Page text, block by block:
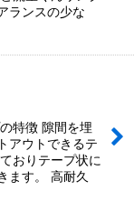
ランスの少な
特徴 隙間を埋
アウトできるテ
おりテープ状に
ます。 高耐久